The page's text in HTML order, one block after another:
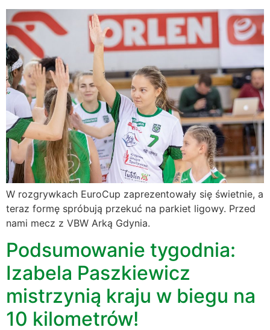
W rozgrywkach EuroCup zaprezentowały się świetnie, a
teraz formę spróbują przekuć na parkiet ligowy. Przed
nami mecz z VBW Arką Gdynia.
Podsumowanie tygodnia:
Izabela Paszkiewicz
mistrzynią kraju w biegu na
10 kilometrów!